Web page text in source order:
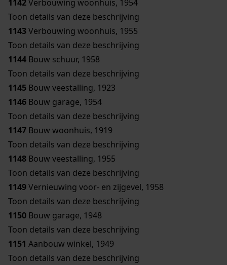
1142Verbouwing woonhuis, 1954
Toon details van deze beschrijving
1143Verbouwing woonhuis, 1955
Toon details van deze beschrijving
1144 Bouw schuur, 1958
Toon details van deze beschrijving
1145 Bouw veestalling, 1923
1146 Bouw garage, 1954
Toon details van deze beschrijving
1147 Bouw woonhuis, 1919
Toon details van deze beschrijving
1148 Bouw veestalling, 1955
Toon details van deze beschrijving
1149Vernieuwing voor- en zijgevel, 1958
Toon details van deze beschrijving
1150 Bouw garage, 1948
Toon details van deze beschrijving
1151 Aanbouw winkel, 1949
Toon details van deze beschrijving